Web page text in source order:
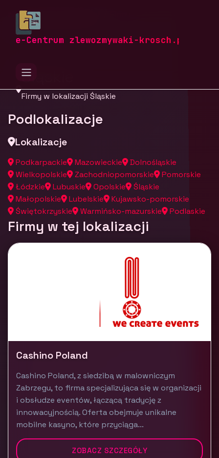
e-Centrum zlewozmywaki-krosch.pl
zlewozmywaki-krosch.pl
Firmy z województwa
Śląskie
Firmy w lokalizacji Śląskie
Podlokalizacje
Lokalizacje
Podkarpackie Mazowieckie
Dolnośląskie
Wielkopolskie
Zachodniopomorskie
Pomorskie
Łódzkie
Lubuskie Opolskie
Śląskie
Małopolskie
Lubelskie
Kujawsko-pomorskie
Świętokrzyskie
Warmińsko-mazurskie Podlaskie
Firmy w tej lokalizacji
Cashino Poland
Cashino Poland, z siedzibą w malowniczym
Zabrzegu, to firma specjalizująca się w organizacji
i obsłudze eventów, łączącą tradycję z
innowacyjnością. Oferta obejmuje unikalne
mobilne kasyno, które przyciąga...
ZOBACZ SZCZEGÓŁY